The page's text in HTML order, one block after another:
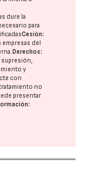
dure la
para
Cesión:
empresas del
Derechos:
y
con
no
presentar